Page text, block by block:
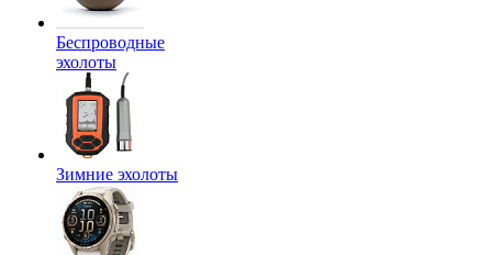
Беспроводные
эхолоты
Зимние эхолоты